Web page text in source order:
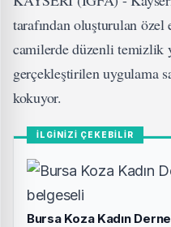
tarafından oluşturulan
camilerde düzenli temizlik
gerçekleştirilen uygulama
kokuyor.
İLGİNİZİ ÇEKEBİLİR
Bursa Koza Kadın